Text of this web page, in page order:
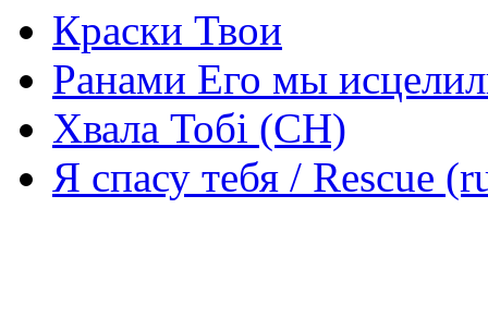
Краски Твои
Ранами Его мы
Хвала Тобі (СН)
Я спасу тебя / Rescue